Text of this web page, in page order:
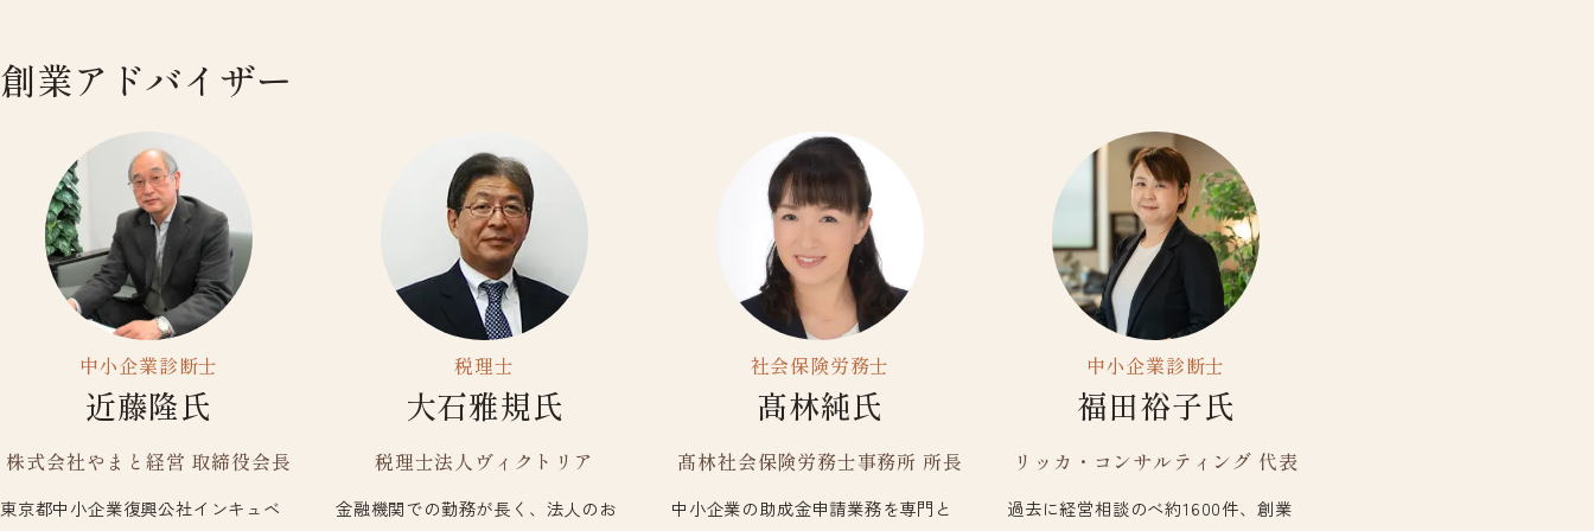
創業アドバイザー
中小企業診断士
近藤隆氏
株式会社やまと経営 取締役会長
東京都中小企業復興公社インキュベ
税理士
大石雅規氏
税理士法人ヴィクトリア
金融機関での勤務が長く、法人のお
社会保険労務士
髙林純氏
髙林社会保険労務士事務所 所長
中小企業の助成金申請業務を専門と
中小企業診断士
福田裕子氏
リッカ・コンサルティング 代表
過去に経営相談のべ約1600件、創業